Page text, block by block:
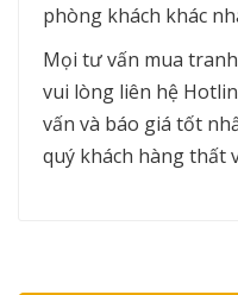
phòng khách khác
Mọi tư vấn mua
vui lòng liên hệ
vấn và báo giá tốt
quý khách hàng thất